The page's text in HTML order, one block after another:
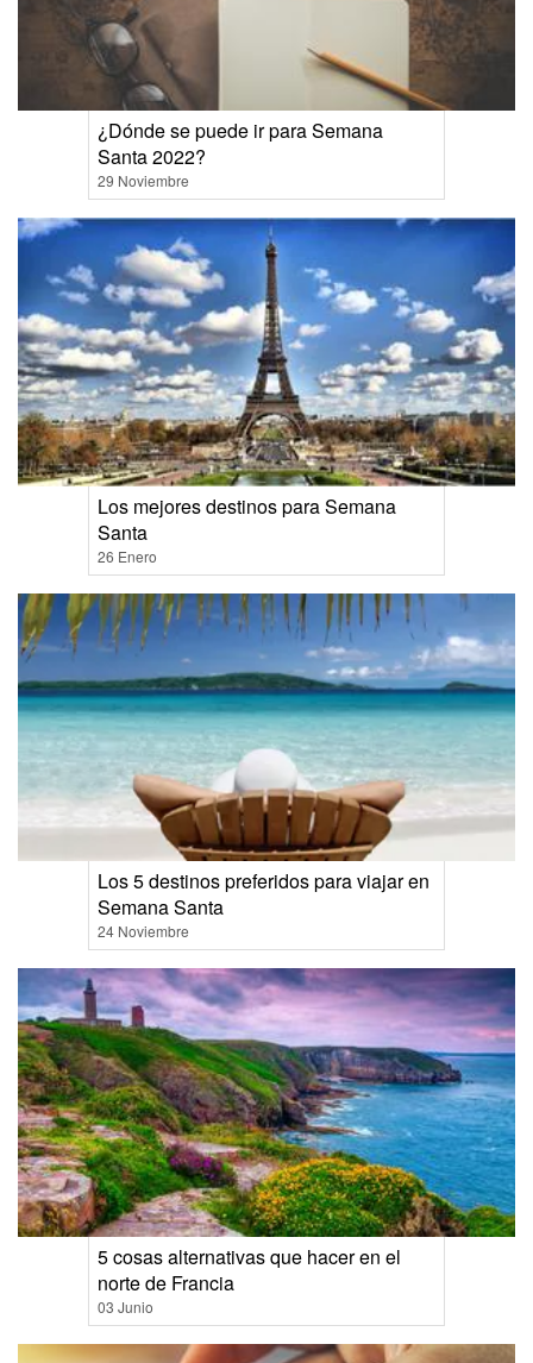
¿Dónde se puede ir para Semana
Santa 2022?
29 Noviembre
Los mejores destinos para Semana
Santa
26 Enero
Los 5 destinos preferidos para viajar en
Semana Santa
24 Noviembre
5 cosas alternativas que hacer en el
norte de Francia
03 Junio